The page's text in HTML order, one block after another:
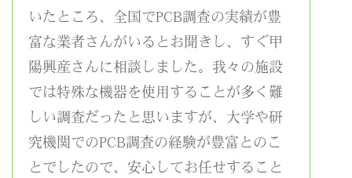
いたところ、全国でPCB調査の実績が豊
富な業者さんがいるとお聞きし、すぐ甲
陽興産さんに相談しました。我々の施設
では特殊な機器を使用することが多く難
しい調査だったと思いますが、大学や研
究機関でのPCB調査の経験が豊富とのこ
とでしたので、安心してお任せすること